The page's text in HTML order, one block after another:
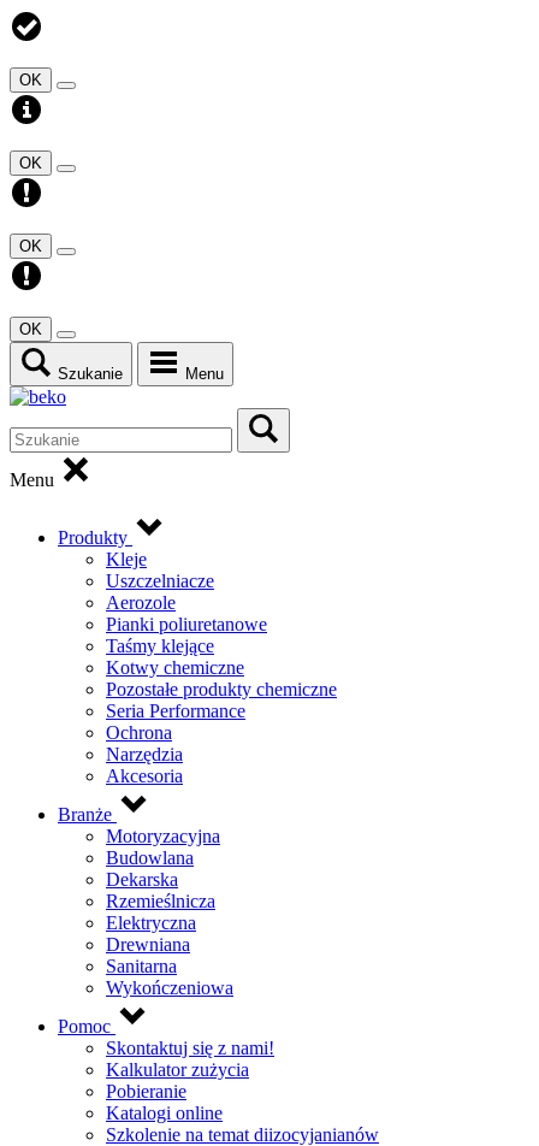
OK
OK
OK
OK
Szukanie Menu
Menu
Produkty
Kleje
Uszczelniacze
Aerozole
Pianki poliuretanowe
Taśmy klejące
Kotwy chemiczne
Pozostałe produkty chemiczne
Seria Performance
Ochrona
Narzędzia
Akcesoria
Branże
Motoryzacyjna
Budowlana
Dekarska
Rzemieślnicza
Elektryczna
Drewniana
Sanitarna
Wykończeniowa
Pomoc
Skontaktuj się z nami!
Kalkulator zużycia
Pobieranie
Katalogi online
Szkolenie na temat diizocyjanianów